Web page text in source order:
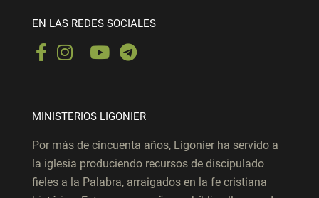
EN LAS REDES SOCIALES
MINISTERIOS LIGONIER
Por más de cincuenta años, Ligonier ha servido a
la iglesia produciendo recursos de discipulado
fieles a la Palabra, arraigados en la fe cristiana